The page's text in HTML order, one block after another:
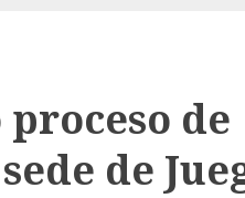
de
de